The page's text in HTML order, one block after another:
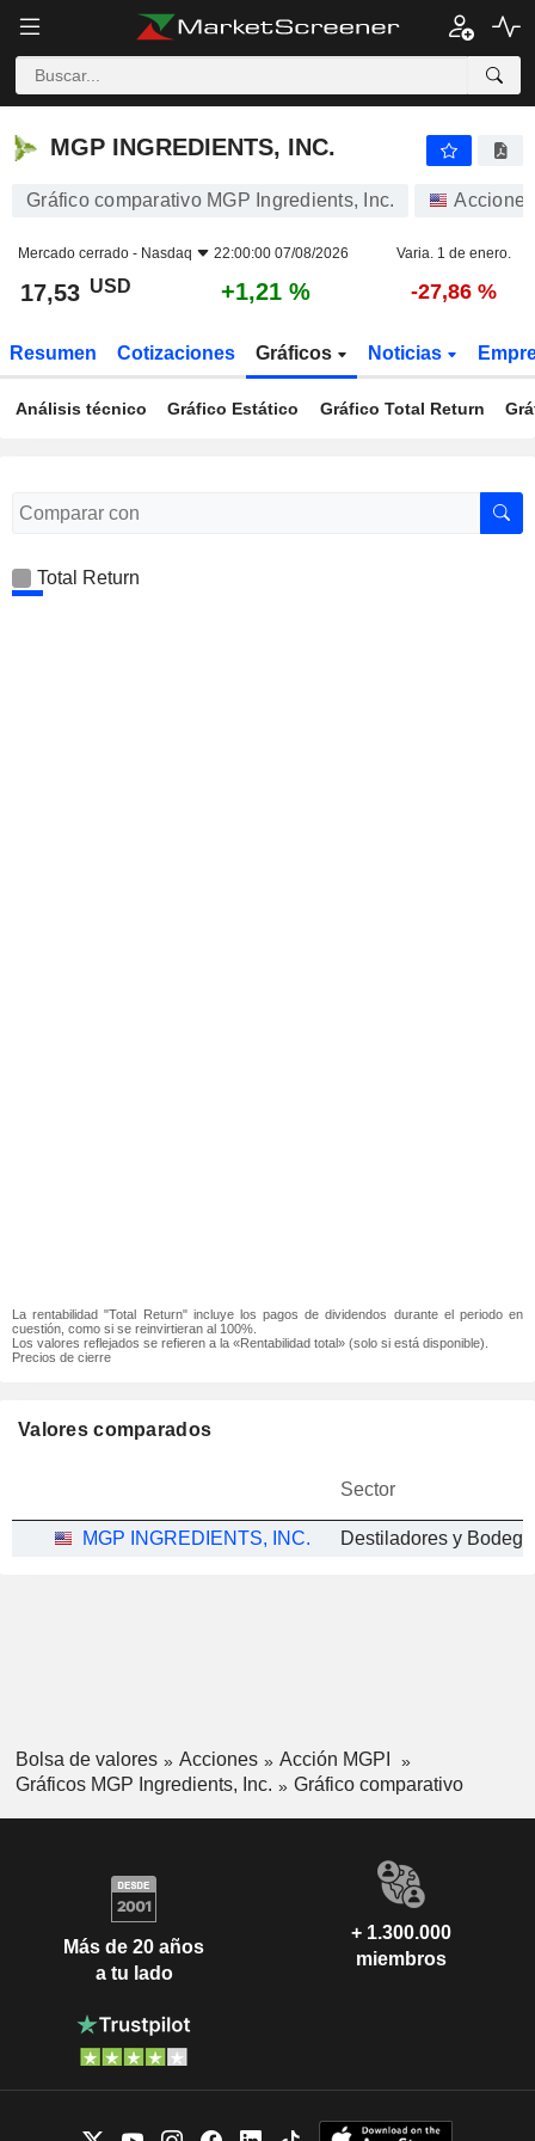
MGP INGREDIENTS, INC.
MGP INGREDIENTS, INC.
Gráfico comparativo MGP Ingredients, Inc. Acciones
Mercado cerrado - Nasdaq 22:00:00 07/08/2026 Varia. 1 de enero.
17,53 USD +1,21 % -27,86 %
Resumen Cotizaciones Gráficos Noticias
Análisis técnico Gráfico Estático Gráfico Total Return
Total Return
La rentabilidad "Total Return" incluye los pagos de dividendos durante el periodo en
cuestión, como si se reinvirtieran al 100%.
Los valores reflejados se refieren a la «Rentabilidad total» (solo si está disponible).
Precios de cierre
Valores comparados
Sector
MGP INGREDIENTS, INC. Destiladores y
Bolsa de valores Acciones
Acción MGPI
Gráficos MGP Ingredients, Inc.
Gráfico comparativo
Más de 20 años
a tu lado
+ 1.300.000
miembros